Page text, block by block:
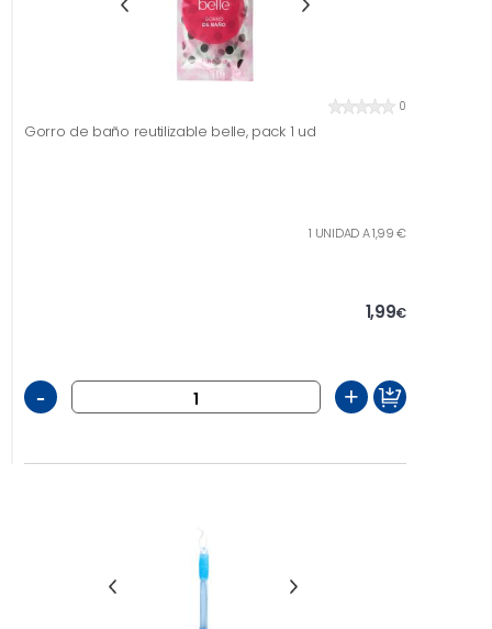
0
Gorro de baño reutilizable belle, pack 1 ud
1 UNIDAD A 1,99 €
1,99€
- +